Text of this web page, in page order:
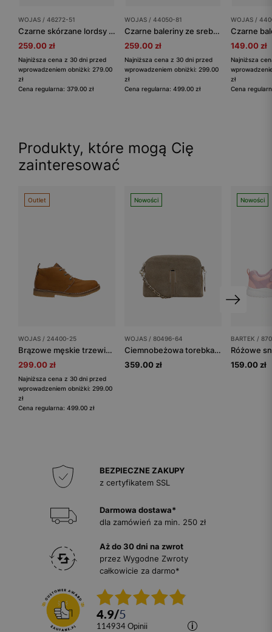
WOJAS / 46272-51
Czarne skórzane lordsy damskie z chwostem
259.00 zł
Najniższa cena z 30 dni przed
wprowadzeniem obniżki: 279.00
zł
Cena regularna: 379.00 zł
WOJAS / 44050-81
Czarne baleriny ze srebrnymi akcentami i ozdobą w kształcie serca
259.00 zł
Najniższa cena z 30 dni przed
wprowadzeniem obniżki: 299.00
zł
Cena regularna: 499.00 zł
WOJAS /
149.00 zł
Najniższa
zł
Cena
Produkty, które mogą Cię
zainteresować
Outlet
WOJAS / 24400-25
Brązowe męskie trzewiki chukka
299.00 zł
Najniższa cena z 30 dni przed
wprowadzeniem obniżki: 299.00
zł
Cena regularna: 499.00 zł
Nowości
WOJAS / 80496-64
Ciemnobeżowa torebka damska z metalową ozdobą
359.00 zł
Nowości
BARTEK /
159.00 zł
BEZPIECZNE ZAKUPY
z certyfikatem SSL
Darmowa dostawa*
dla zamówień za min. 250 zł
Aż do 30 dni na zwrot
przez Wygodne Zwroty
całkowicie za darmo*
4.9/5
114934 opinii